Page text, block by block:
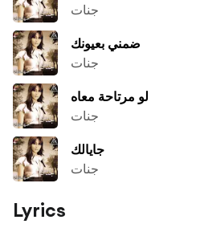
جنات
ضمني بعيونك
جنات
لو مرتاحة معاه
جنات
جايالك
جنات
Lyrics